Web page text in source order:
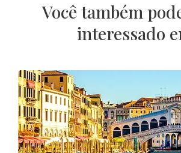
Você também
interessado